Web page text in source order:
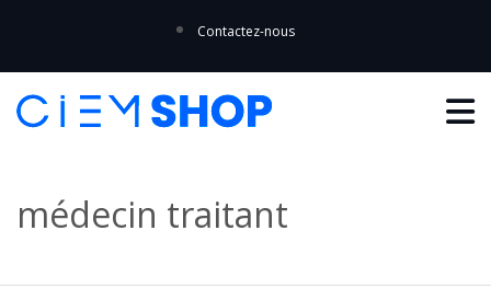
Contactez-nous
médecin traitant